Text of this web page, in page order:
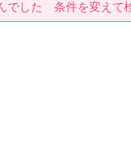
でした 条件を変えて